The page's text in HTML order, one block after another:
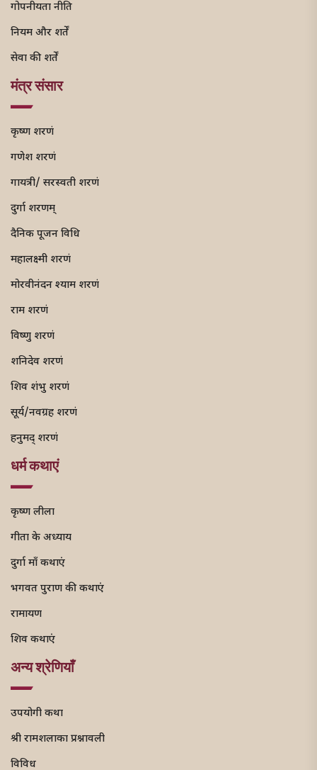
गोपनीयता नीति
नियम और शर्तें
सेवा की शर्तें
मंत्र संसार
कृष्ण शरणं
गणेश शरणं
गायत्री/ सरस्वती शरणं
दुर्गा शरणम्
दैनिक पूजन विधि
महालक्ष्मी शरणं
मोरवीनंदन श्याम शरणं
राम शरणं
विष्णु शरणं
शनिदेव शरणं
शिव शंभु शरणं
सूर्य/नवग्रह शरणं
हनुमद् शरणं
धर्म कथाएं
कृष्ण लीला
गीता के अध्याय
दुर्गा माँ कथाएं
भगवत पुराण की कथाएं
रामायण
शिव कथाएं
अन्य श्रेणियाँ
उपयोगी कथा
श्री रामशलाका प्रश्नावली
विविध